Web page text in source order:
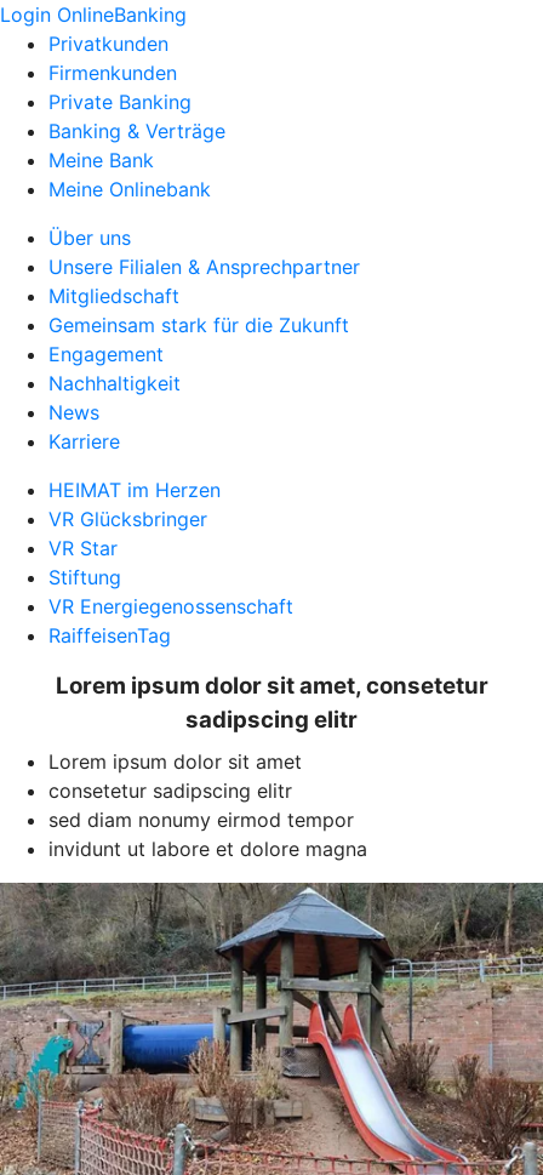
Login OnlineBanking
Privatkunden
Firmenkunden
Private Banking
Banking & Verträge
Meine Bank
Meine Onlinebank
Über uns
Unsere Filialen & Ansprechpartner
Mitgliedschaft
Gemeinsam stark für die Zukunft
Engagement
Nachhaltigkeit
News
Karriere
HEIMAT im Herzen
VR Glücksbringer
VR Star
Stiftung
VR Energiegenossenschaft
RaiffeisenTag
Lorem ipsum dolor sit amet, consetetur
sadipscing elitr
Lorem ipsum dolor sit amet
consetetur sadipscing elitr
sed diam nonumy eirmod tempor
invidunt ut labore et dolore magna